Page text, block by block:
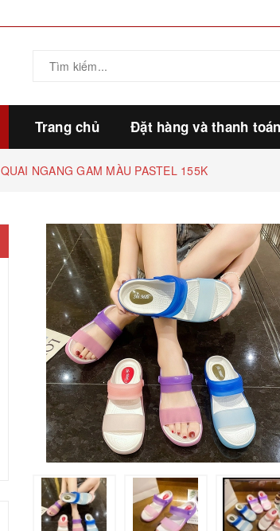
Trang chủ Đặt hàng và thanh toán
QUAI NGANG GAM MÀU PASTEL 155K